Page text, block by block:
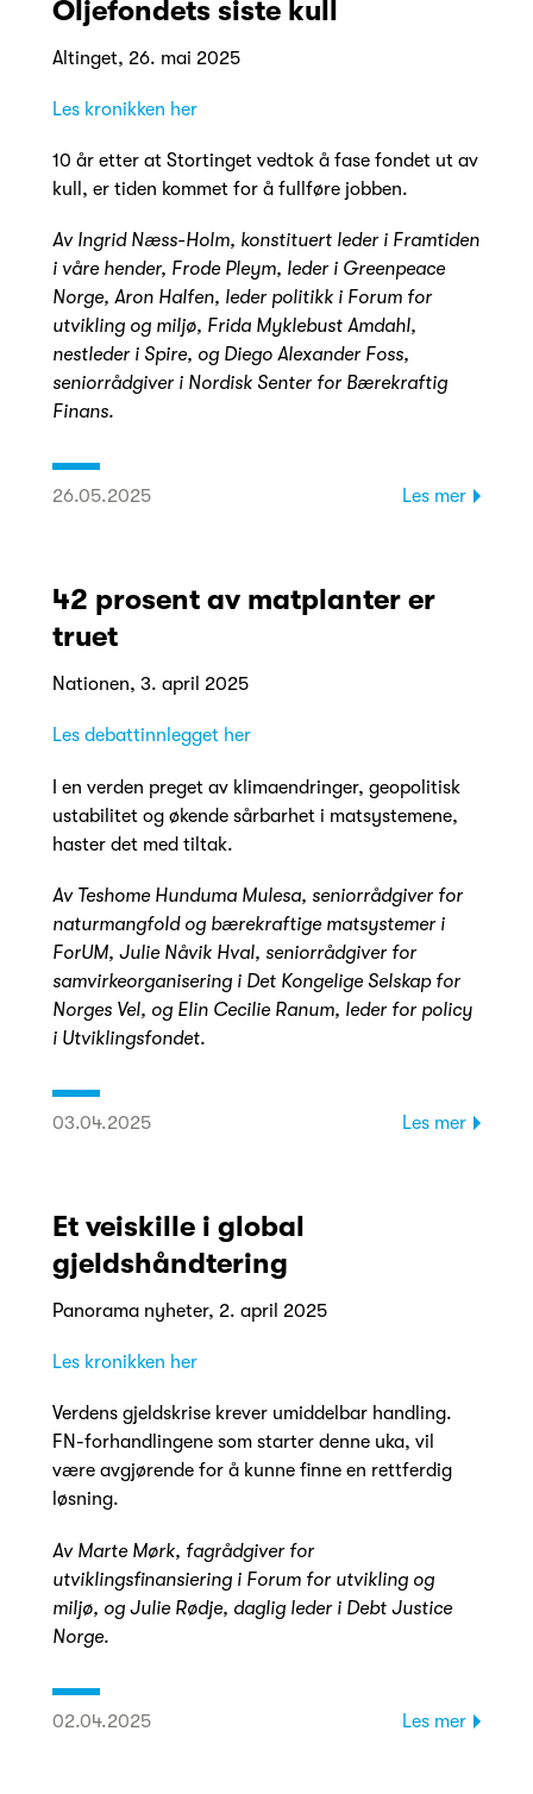
Oljefondets siste kull
Altinget, 26. mai 2025
Les kronikken her
10 år etter at Stortinget vedtok å fase fondet ut av
kull, er tiden kommet for å fullføre jobben.
Av Ingrid Næss-Holm, konstituert leder i Framtiden
i våre hender, Frode Pleym, leder i Greenpeace
Norge, Aron Halfen, leder politikk i Forum for
utvikling og miljø, Frida Myklebust Amdahl,
nestleder i Spire, og Diego Alexander Foss,
seniorrådgiver i Nordisk Senter for Bærekraftig
Finans.
26.05.2025 Les mer
42 prosent av matplanter er
truet
Nationen, 3. april 2025
Les debattinnlegget her
I en verden preget av klimaendringer, geopolitisk
ustabilitet og økende sårbarhet i matsystemene,
haster det med tiltak.
Av Teshome Hunduma Mulesa, seniorrådgiver for
naturmangfold og bærekraftige matsystemer i
ForUM, Julie Nåvik Hval, seniorrådgiver for
samvirkeorganisering i Det Kongelige Selskap for
Norges Vel, og Elin Cecilie Ranum, leder for policy
i Utviklingsfondet.
03.04.2025 Les mer
Et veiskille i global
gjeldshåndtering
Panorama nyheter, 2. april 2025
Les kronikken her
Verdens gjeldskrise krever umiddelbar handling.
FN-forhandlingene som starter denne uka, vil
være avgjørende for å kunne finne en rettferdig
løsning.
Av Marte Mørk, fagrådgiver for
utviklingsfinansiering i Forum for utvikling og
miljø, og Julie Rødje, daglig leder i Debt Justice
Norge.
02.04.2025 Les mer